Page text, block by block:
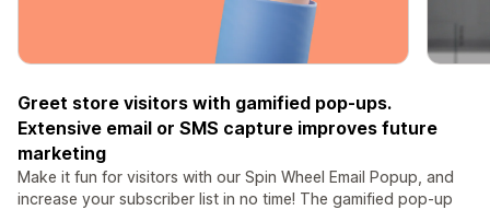
Greet store visitors with gamified pop-ups.
Extensive email or SMS capture improves future
marketing
Make it fun for visitors with our Spin Wheel Email Popup, and
increase your subscriber list in no time! The gamified pop-up